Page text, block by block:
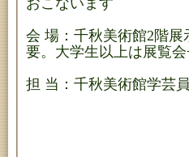
おこないます
会 場：千秋美術館2階展
要。大学生以上は展覧会
担 当：千秋美術館学芸員